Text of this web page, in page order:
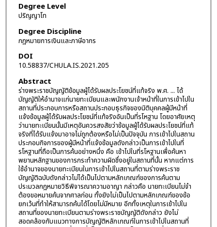
Degree Level
ปริญญาโท
Degree Discipline
กฎหมายการเงินและภาษีอากร
DOI
10.58837/CHULA.IS.2021.205
Abstract
ร่างพระราชบัญญัติข้อมูลผู้ได้รับผลประโยชน์ที่แท้จริง พ.ศ. ... ได้
บัญญัติให้อำนาจแก่นายทะเบียนและพนักงานเจ้าหน้าที่ในการเข้าไปใน
สถานที่ประกอบการหรือสถานประกอบธุรกิจของนิติบุคคลผู้มีหน้าที่
แจ้งข้อมูลผู้ได้รับผลประโยชน์ที่แท้จริงอันเป็นที่รโหฐาน โดยอาศัยเหตุ
ว่านายทะเบียนนั้นมีเหตุอันควรสงสัยว่าข้อมูลผู้ได้รับผลประโยชน์ที่แท้
จริงที่ได้รับแจ้งมาอาจไม่ถูกต้องหรือไม่เป็นปัจจุบัน การเข้าไปในสถาน
ประกอบกิจการของผู้มีหน้าที่แจ้งข้อมูลดังกล่าวเป็นการเข้าไปในที่
รโหฐานที่ถือเป็นการค้นอย่างหนึ่ง คือ เข้าไปในที่รโหฐานเพื่อค้นหา
พยานหลักฐานของการกระทำความผิดซึ่งอยู่ในสถานที่นั้น หากแต่การ
ใช้อำนาจของนายทะเบียนในการเข้าไปในสถานที่ตามร่างพระราช
บัญญัติฉบับดังกล่าวไม่ได้เป็นไปตามหลักเกณฑ์ของการค้นตาม
ประมวลกฎหมายวิธีพิจารณาความอาญา กล่าวคือ นายทะเบียนไม่จำ
ต้องขอหมายค้นจากศาลก่อน ทั้งยังไม่เป็นไปตามหลักเกณฑ์ของข้อ
ยกเว้นที่ทำให้สามารถค้นได้โดยไม่มีหมาย อีกทั้งเหตุในการเข้าไปใน
สถานที่ของนายทะเบียนตามร่างพระราชบัญญัติดังกล่าว ยังไม่
สอดคล้องกับแนวทางการบัญญัติหลักเกณฑ์ในการเข้าไปในสถานที่